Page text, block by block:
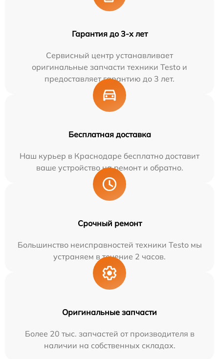
Гарантия до 3-х лет
Сервисный центр устанавливает
оригинальные запчасти техники Testo и
предоставляет гарантию до 3 лет.
Бесплатная доставка
Наш курьер в Краснодаре бесплатно доставит
ваше устройство на ремонт и обратно.
Срочный ремонт
Большинство неисправностей техники Testo мы
устраняем в течение 2 часов.
Оригинальные запчасти
Более 20 тыс. запчастей от производителя в
наличии на собственных складах.